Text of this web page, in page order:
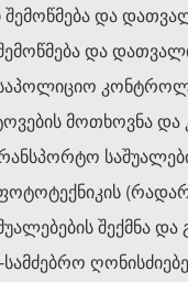
შემოწმება და
და
საპოლიციო
მოთხოვნა
შექმნა და